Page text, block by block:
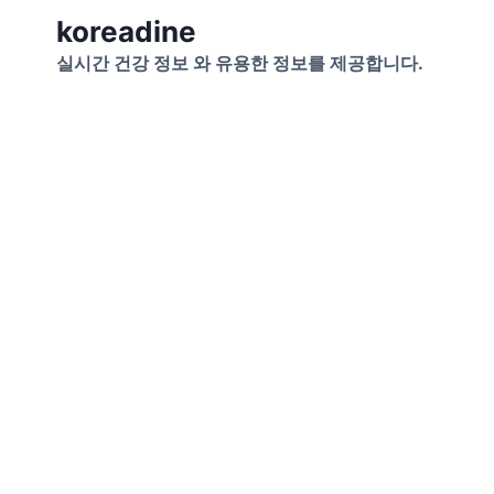
koreadine
실시간 건강 정보 와 유용한 정보를 제공합니다.